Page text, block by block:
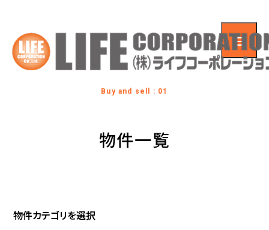
Buy and sell : 01
物件一覧
物件カテゴリを選択